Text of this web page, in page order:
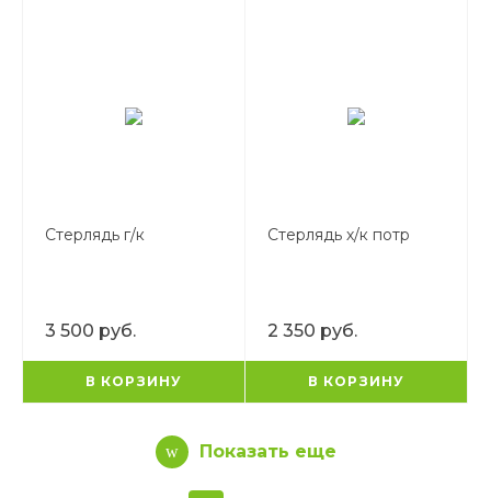
Стерлядь г/к
3 500 руб.
В КОРЗИНУ
Стерлядь х/к потр
2 350 руб.
В КОРЗИНУ
Показать еще